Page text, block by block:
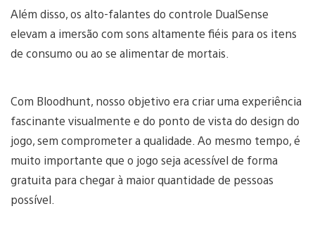
Além disso, os alto-falantes do controle DualSense
elevam a imersão com sons altamente fiéis para os itens
de consumo ou ao se alimentar de mortais.
Com Bloodhunt, nosso objetivo era criar uma experiência
fascinante visualmente e do ponto de vista do design do
jogo, sem comprometer a qualidade. Ao mesmo tempo, é
muito importante que o jogo seja acessível de forma
gratuita para chegar à maior quantidade de pessoas
possível.